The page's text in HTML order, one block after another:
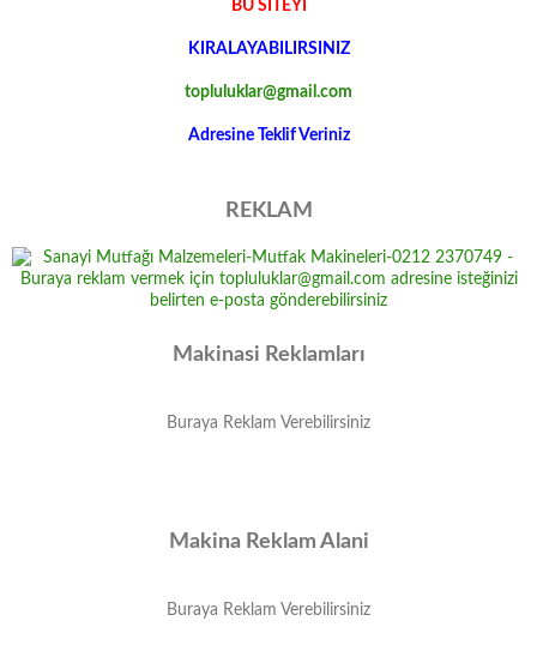
BU SİTEYİ
KIRALAYABILIRSINIZ
topluluklar@gmail.com
Adresine Teklif Veriniz
REKLAM
Makinasi Reklamları
Buraya Reklam Verebilirsiniz
Makina Reklam Alani
Buraya Reklam Verebilirsiniz